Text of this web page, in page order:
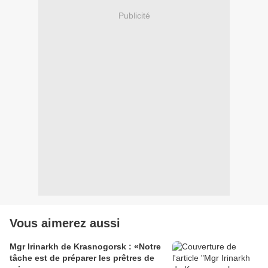
Publicité
Vous aimerez aussi
Mgr Irinarkh de Krasnogorsk : «Notre
tâche est de préparer les prêtres de